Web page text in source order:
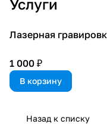
Услуги
Лазерная
1 000 ₽
В корзину
Назад к списку